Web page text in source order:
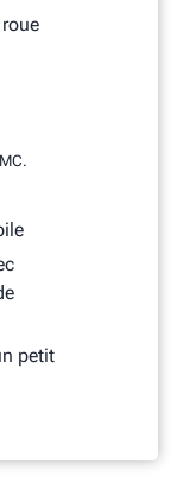
MC.
petit